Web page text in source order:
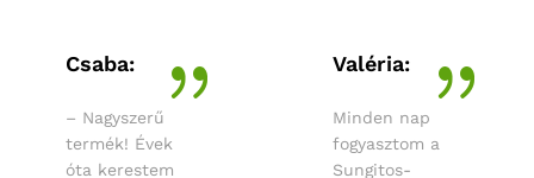
Csaba:
– Nagyszerű
termék! Évek
óta kerestem
Valéria:
Minden nap
fogyasztom a
Sungitos-